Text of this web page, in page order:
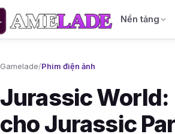
Nền tảng
Gamelade/Phim điện ảnh
Jurassic World:
cho Jurassic